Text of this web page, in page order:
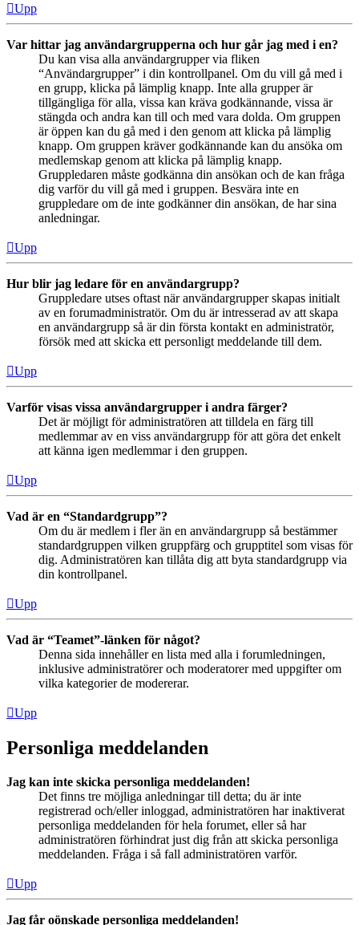
Upp
Var hittar jag användargrupperna och hur går jag med i en?
Du kan visa alla användargrupper via fliken
“Användargrupper” i din kontrollpanel. Om du vill gå med i
en grupp, klicka på lämplig knapp. Inte alla grupper är
tillgängliga för alla, vissa kan kräva godkännande, vissa är
stängda och andra kan till och med vara dolda. Om gruppen
är öppen kan du gå med i den genom att klicka på lämplig
knapp. Om gruppen kräver godkännande kan du ansöka om
medlemskap genom att klicka på lämplig knapp.
Gruppledaren måste godkänna din ansökan och de kan fråga
dig varför du vill gå med i gruppen. Besvära inte en
gruppledare om de inte godkänner din ansökan, de har sina
anledningar.
Upp
Hur blir jag ledare för en användargrupp?
Gruppledare utses oftast när användargrupper skapas initialt
av en forumadministratör. Om du är intresserad av att skapa
en användargrupp så är din första kontakt en administratör,
försök med att skicka ett personligt meddelande till dem.
Upp
Varför visas vissa användargrupper i andra färger?
Det är möjligt för administratören att tilldela en färg till
medlemmar av en viss användargrupp för att göra det enkelt
att känna igen medlemmar i den gruppen.
Upp
Vad är en “Standardgrupp”?
Om du är medlem i fler än en användargrupp så bestämmer
standardgruppen vilken gruppfärg och grupptitel som visas för
dig. Administratören kan tillåta dig att byta standardgrupp via
din kontrollpanel.
Upp
Vad är “Teamet”-länken för något?
Denna sida innehåller en lista med alla i forumledningen,
inklusive administratörer och moderatorer med uppgifter om
vilka kategorier de modererar.
Upp
Personliga meddelanden
Jag kan inte skicka personliga meddelanden!
Det finns tre möjliga anledningar till detta; du är inte
registrerad och/eller inloggad, administratören har inaktiverat
personliga meddelanden för hela forumet, eller så har
administratören förhindrat just dig från att skicka personliga
meddelanden. Fråga i så fall administratören varför.
Upp
Jag får oönskade personliga meddelanden!